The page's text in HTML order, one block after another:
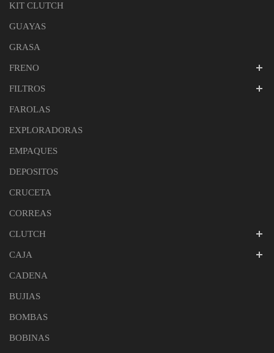
KIT CLUTCH
GUAYAS
GRASA
FRENO
FILTROS
FAROLAS
EXPLORADORAS
EMPAQUES
DEPOSITOS
CRUCETA
CORREAS
CLUTCH
CAJA
CADENA
BUJIAS
BOMBAS
BOBINAS